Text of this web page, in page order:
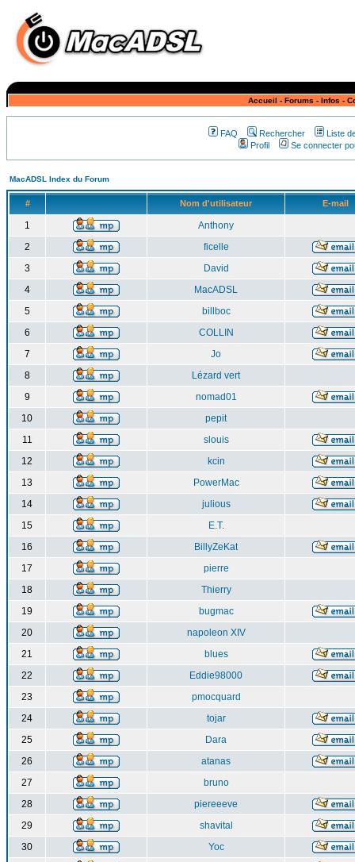
Accueil - Forums - Infos -
FAQ Rechercher
Liste
Profil
Se connecter
MacADSL Index du Forum
# Nom d'utilisateur E-mail
1
Anthony
2
ficelle
3
David
4
MacADSL
5
billboc
6
COLLIN
7
Jo
8
Lézard vert
9
nomad01
10
pepit
11
slouis
12
kcin
13
PowerMac
14
julious
15
E.T.
16
BillyZeKat
17
pierre
18
Thierry
19
bugmac
20
napoleon XIV
21
blues
22
Eddie98000
23
pmocquard
24
tojar
25
Dara
26
atanas
27
bruno
28
piereeeve
29
shavital
30
Yoc